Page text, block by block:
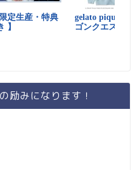
励みになります！